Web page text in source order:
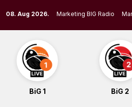
to
content
08. Aug 2026. Marketing BIG Radio
BiG 1 BiG 2